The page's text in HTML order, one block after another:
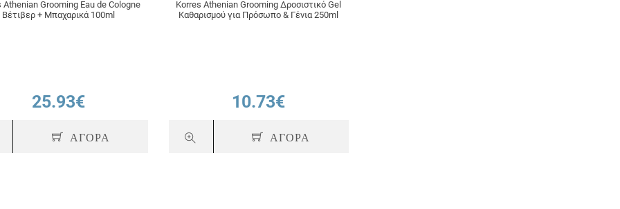
​Athenian Grooming Eau de Cologne
Βέτιβερ + Μπαχαρικά 100ml
25.93€
ΑΓΟΡΑ
Korres Athenian Grooming Δροσιστικό Gel
Καθαρισμού για Πρόσωπο & Γένια 250ml
10.73€
ΑΓΟΡΑ